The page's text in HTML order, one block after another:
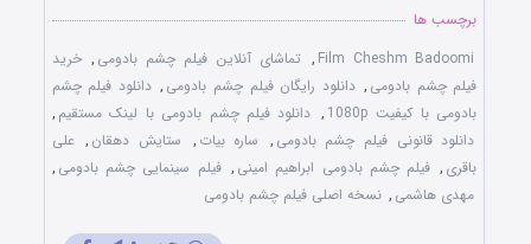
برچسب ها
Film Cheshm Badoomi
, تماشای آنلاین فیلم چشم بادومی , خرید
فیلم چشم بادومی , دانلود رایگان فیلم چشم بادومی , دانلود فیلم چشم
بادومی با کیفیت 1080p
, دانلود فیلم چشم بادومی با لینک مستقیم ,
دانلود قانونی فیلم چشم بادومی , ساره بیات , ستایش دهقان , علی
باقری , فیلم چشم بادومی ابراهیم امینی , فیلم سینمایی چشم بادومی ,
مهدی هاشمی , نسخه اصلی فیلم چشم بادومی